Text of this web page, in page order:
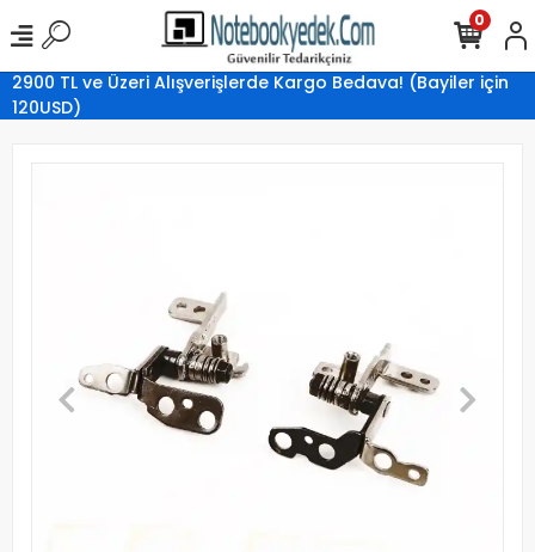
2900 TL ve Üzeri Alışverişlerde Kargo Bedava! (Bayiler için
120USD)
0